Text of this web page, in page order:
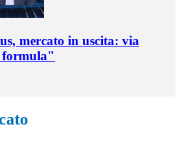
mercato in uscita: via
formula"